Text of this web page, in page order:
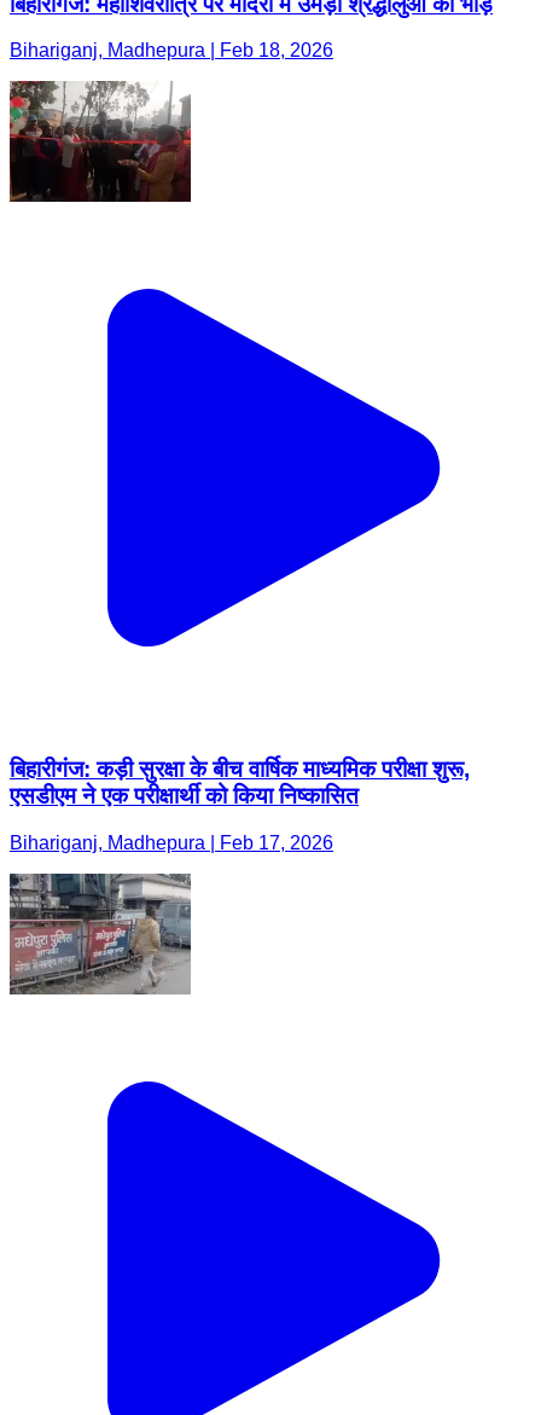
Bihariganj, Madhepura | Feb 18, 2026
बिहारीगंज: कड़ी सुरक्षा के बीच वार्षिक माध्यमिक परीक्षा शुरू,
एसडीएम ने एक परीक्षार्थी को किया निष्कासित
Bihariganj, Madhepura | Feb 17, 2026